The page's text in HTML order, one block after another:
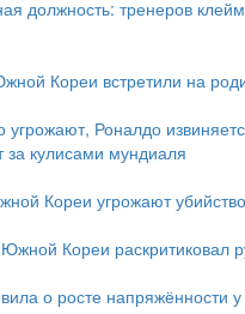
должность: тренеров
Кореи встретили на
Роналдо
за кулисами мундиаля
Кореи угрожают
Кореи раскритиковал
о росте